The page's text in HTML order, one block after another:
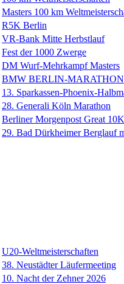
Masters 100 km
R5K Berlin
VR-Bank Mitte Herbstlauf
Fest der 1000 Zwerge
DM Wurf-Mehrkampf Masters
BMW BERLIN-MARATHON
13. Sparkassen-Phoenix-
28. Generali Köln Marathon
Berliner Morgenpost Great 10K
29. Bad Dürkheimer Berglauf
U20-Weltmeisterschaften
38. Neustädter Läufermeeting
10. Nacht der Zehner 2026